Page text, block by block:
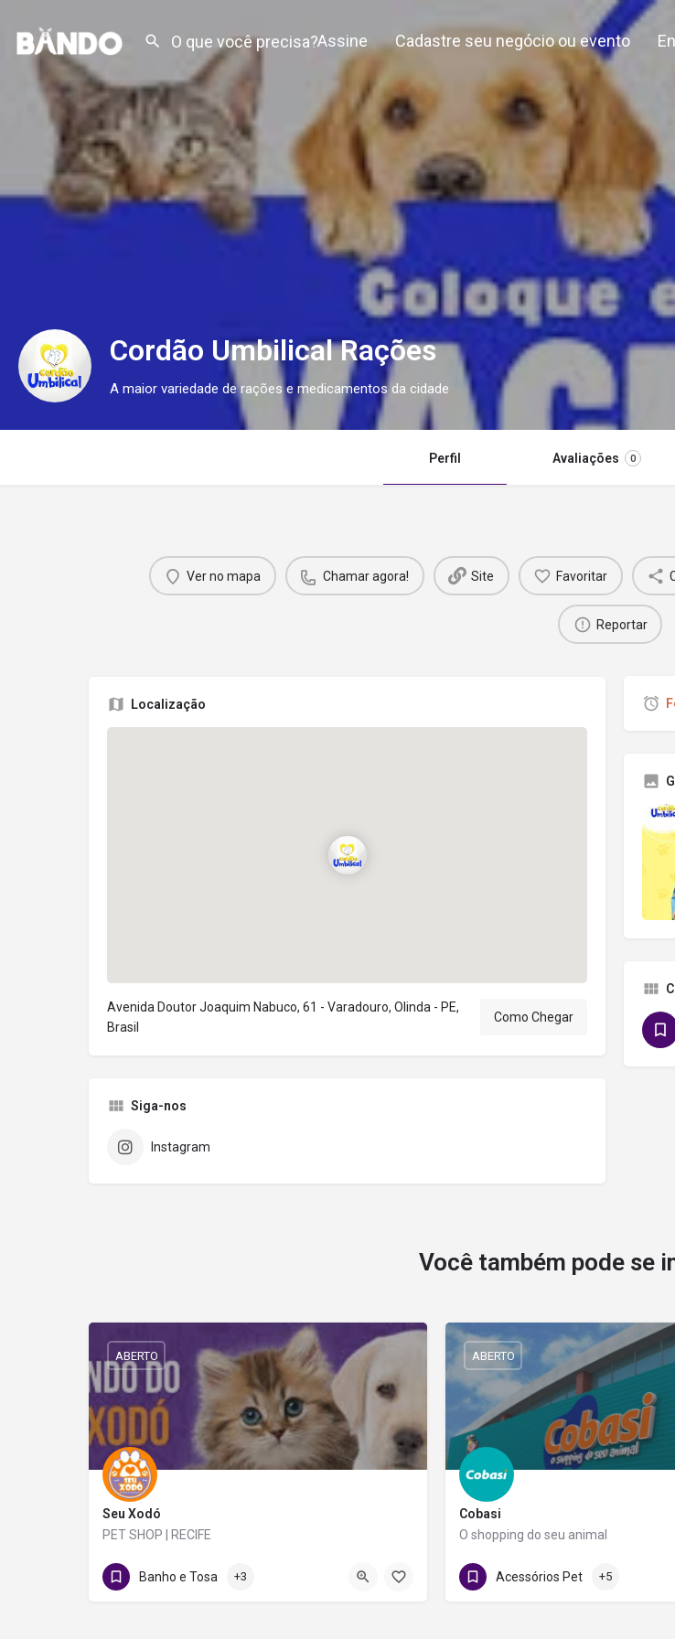
Assine Cadastre seu negócio ou evento
Cordão Umbilical Rações
A maior variedade de rações e medicamentos da cidade
Perfil Avaliações 0
Ver no mapa Chamar agora! Site Favoritar
Reportar
Localização
Avenida Doutor Joaquim Nabuco, 61 - Varadouro, Olinda - PE,
Brasil
Como Chegar
Siga-nos
Instagram
Você também pode se
Seu Xodó
PET SHOP | RECIFE
081998409073
ABERTO
Banho e Tosa +3
Cobasi
O shopping do seu animal
011933505743
ABERTO
Acessórios Pet +5